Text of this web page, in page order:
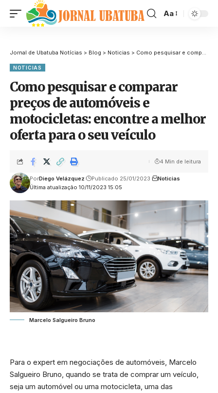
Aa
Jornal de Ubatuba Notícias > Blog > Noticias > Como pesquisar e comparar preços de automóveis e motocicletas: encontre a melhor oferta para o seu veículo
NOTICIAS
Como pesquisar e comparar
preços de automóveis e
motocicletas: encontre a melhor
oferta para o seu veículo
Última atualização 10/11/2023 15:05
PorDiego Velázquez Publicado 25/01/2023 Noticias
4 Min de leitura
Marcelo Salgueiro Bruno
Para o expert em negociações de automóveis, Marcelo
Salgueiro Bruno, quando se trata de comprar um veículo,
seja um automóvel ou uma motocicleta, uma das